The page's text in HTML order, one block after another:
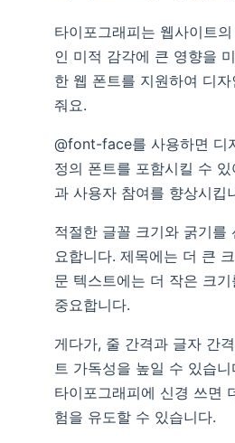
타이포그래피는 웹사이트
인 미적 감각에 큰 영향을
한 웹 폰트를 지원하여 디
줘요.
@font-face를 사용하면 디
정의 폰트를 포함시킬 수
과 사용자 참여를 향상시킵
적절한 글꼴 크기와 굵기를
요합니다. 제목에는 더 큰
문 텍스트에는 더 작은 크
중요합니다.
게다가, 줄 간격과 글자 간
트 가독성을 높일 수 있습
타이포그래피에 신경 쓰면
험을 유도할 수 있습니다.